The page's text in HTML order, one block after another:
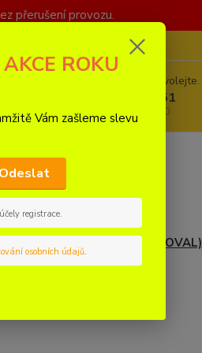
přerušení provozu.
Nevíte si rady? Zavolejte.
+420777312951
PO - NE 8:00 - 20:00
Oválné široké (OVAL)
ROKU
Vám zašleme slevu
Odeslat
registrace.
osobních údajů.